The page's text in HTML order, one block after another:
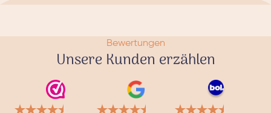
Bewertungen
Unsere Kunden erzählen